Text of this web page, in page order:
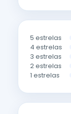
5 estrelas
4 estrelas
3 estrelas
2 estrelas
1 estrelas